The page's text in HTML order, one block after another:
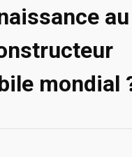
mondial